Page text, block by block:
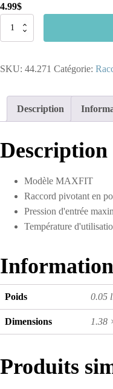
4.99$
quantité
Adaptateur
autobloquant
(multiple
SKU: 44.271 Catégorie:
Description
Description
Modèle MAXFIT
Raccord pivotant en
Pression d'entrée
Température
Poids 0.05
Dimensions 1.38
Produits